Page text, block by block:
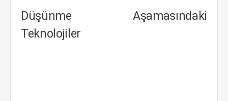
Düşünme Aşamasındaki
Teknolojiler